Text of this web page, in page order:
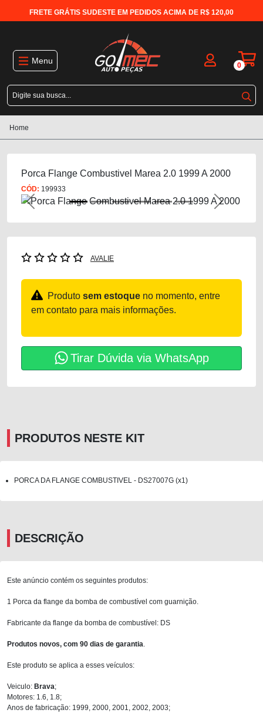
FRETE GRÁTIS SUDESTE EM PEDIDOS ACIMA DE R$ 120,00
Menu 0
Home
Porca Flange Combustivel Marea 2.0 1999 A 2000
CÓD: 199933
Previous Next
AVALIE
Produto sem estoque no momento, entre
em contato para mais informações.
Tirar Dúvida via WhatsApp
PRODUTOS NESTE KIT
PORCA DA FLANGE COMBUSTIVEL - DS27007G (x1)
DESCRIÇÃO
Este anúncio contém os seguintes produtos:
1 Porca da flange da bomba de combustível com guarnição.
Fabricante da flange da bomba de combustível: DS
Produtos novos, com 90 dias de garantia
Este produto se aplica a esses veículos:
Veiculo: Brava;
Motores: 1.6, 1.8;
Anos de fabricação: 1999, 2000, 2001, 2002, 2003;